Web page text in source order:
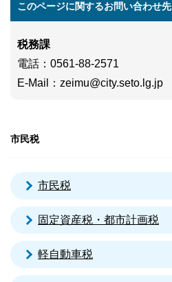
このページに関するお問い合わせ先
税務課
電話 ：0561-88-2571
E-Mail
： zeimu@city.seto.lg.jp
市民税
市民税
固定資産税・都市計画税
軽自動車税